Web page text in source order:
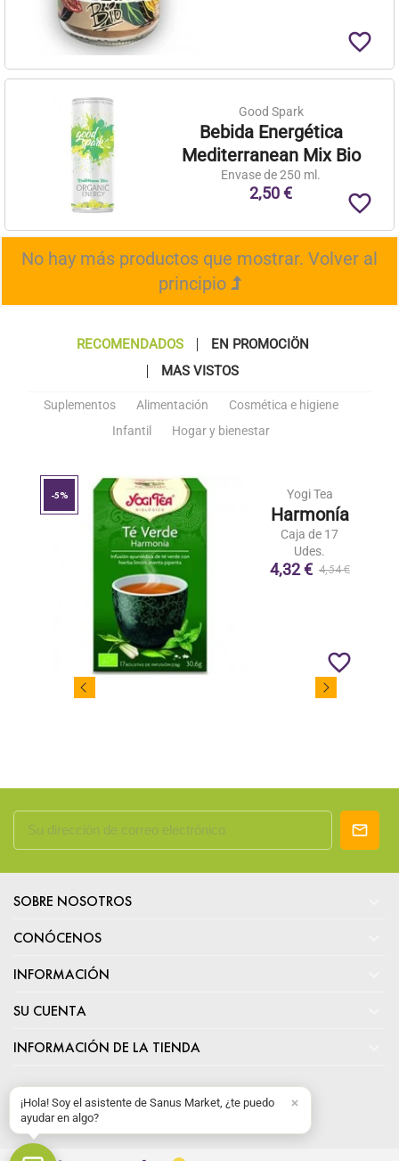
favorite_border
Good Spark
Bebida Energética
Mediterranean Mix Bio
Envase de 250 ml.
2,50 € favorite_border
No hay más productos que mostrar. Volver al
principio
RECOMENDADOS
EN PROMOCIÖN
MAS VISTOS
Suplementos Alimentación
Cosmética e higiene
Infantil
Hogar y bienestar
-5% Yogi Tea
Harmonía
Caja de 17
Udes.
4,32 € 4,54 €
favorite_border
SOBRE NOSOTROS
CONÓCENOS
INFORMACIÓN
SU CUENTA
INFORMACIÓN DE LA TIENDA
¡Hola! Soy el asistente de Sanus Market, ¿te puedo
ayudar en algo?